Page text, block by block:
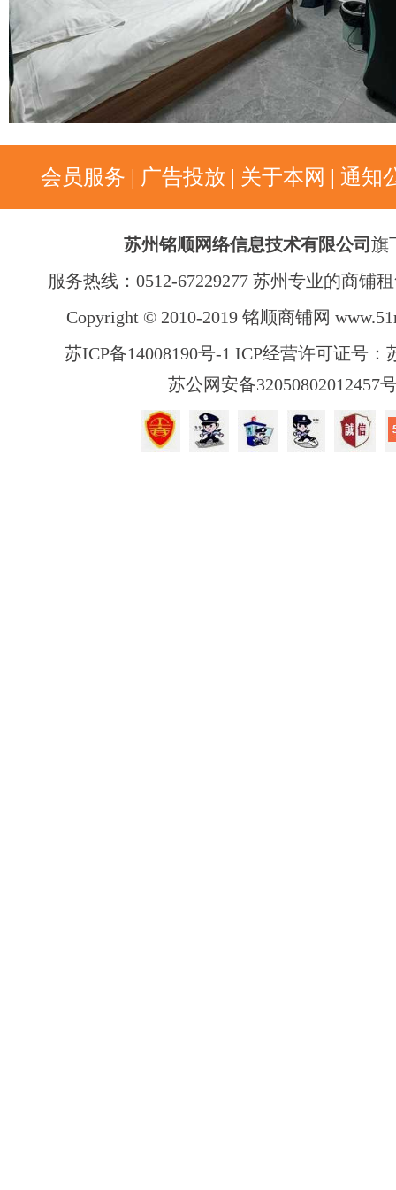
会员服务 广告投放 关于本网 通知
苏州铭顺网络信息技术有限公司 旗
服务热线：0512-67229277 苏州专业的商铺
Copyright © 2010-2019 铭顺商铺网
苏ICP备14008190号-1 ICP经营许可证号：
苏公网安备32050802012457